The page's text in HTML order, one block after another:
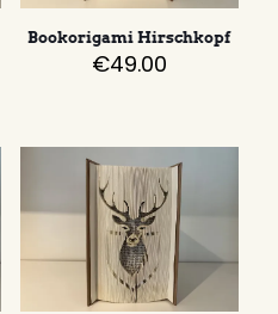
Bookorigami Hirschkopf
€49.00